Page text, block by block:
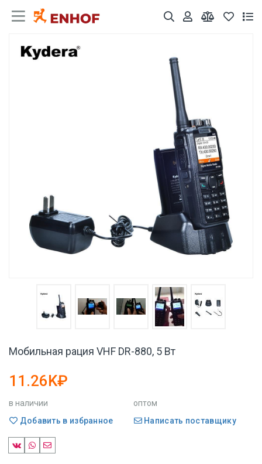
Мобильная рация VHF DR-880, 5 Вт
11.26K₽
в наличии
оптом
Добавить в избранное
Написать поставщику